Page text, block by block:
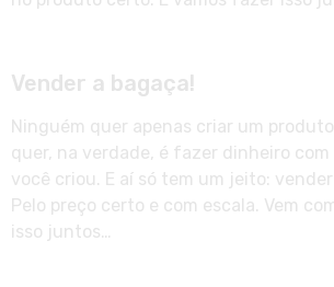
Vender a bagaça!
Ninguém quer apenas criar um
quer, na verdade, é fazer dinheiro
você criou. E aí só tem um jeito:
Pelo preço certo e com escala. Vem
isso juntos…